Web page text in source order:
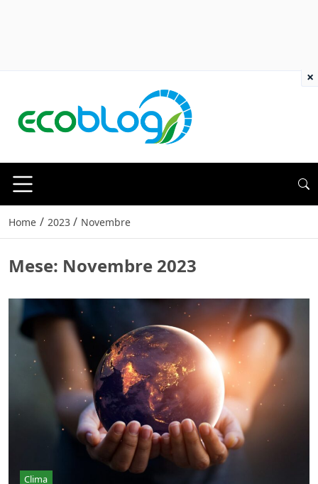
Home / 2023 / Novembre
Mese: Novembre 2023
Clima
×